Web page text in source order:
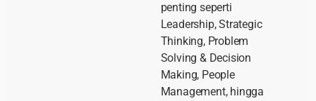
penting seperti
Leadership, Strategic
Thinking, Problem
Solving & Decision
Making, People
Management, hingga